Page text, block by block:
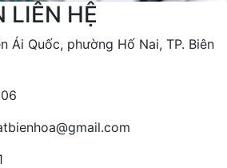
LIÊN HỆ
Ái Quốc, phường Hố Nai, TP. Biên